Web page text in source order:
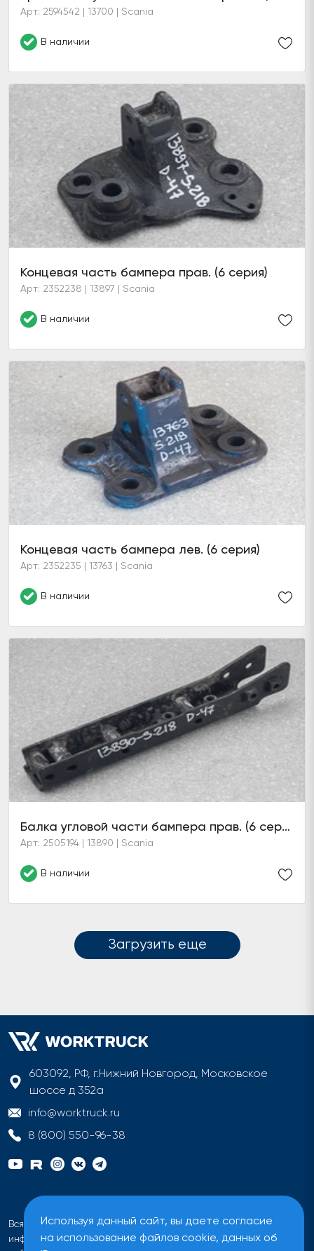
Используя данный сайт, вы даете согласие
на использование файлов cookie, данных об
Арт: 2594542 | 13700 | Scania
В наличии
Концевая часть бампера прав. (6 серия)
Арт: 2352238 | 13897 | Scania
В наличии
Концевая часть бампера лев. (6 серия)
Арт: 2352235 | 13763 | Scania
В наличии
Балка угловой части бампера прав. (6 серия)
Арт: 2505194 | 13890 | Scania
В наличии
Загрузить еще
603092, РФ, г.Нижний Новгород, Московское
шоссе д 352а
info@worktruck.ru
8 (800) 550-96-38
Вся информация на сайте имеет исключительно
информационный характер и не может быть определена как